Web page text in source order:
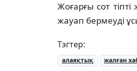
Жоғарғы сот
жауап бермеуді
Тэгтер:
алаяқтық жалған